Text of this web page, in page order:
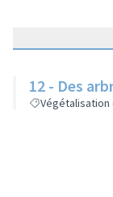
12 - Des